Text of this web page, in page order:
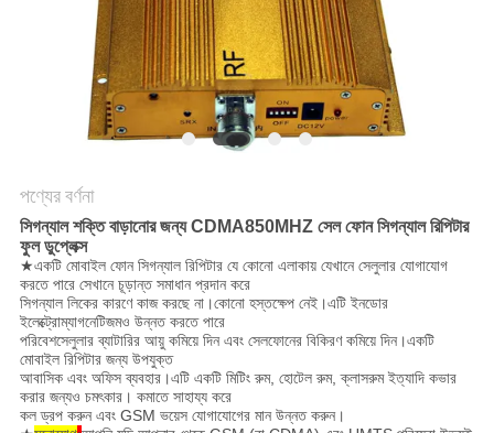
POLICY
পণ্যের বর্ণনা
সিগন্যাল শক্তি বাড়ানোর জন্য CDMA850MHZ সেল ফোন সিগন্যাল রিপিটার
ফুল ডুপ্লেক্স
★একটি মোবাইল ফোন সিগন্যাল রিপিটার যে কোনো এলাকায় যেখানে সেলুলার যোগাযোগ
করতে পারে সেখানে চূড়ান্ত সমাধান প্রদান করে
সিগন্যাল লিকের কারণে কাজ করছে না।কোনো হস্তক্ষেপ নেই।এটি ইনডোর
ইলেক্ট্রোম্যাগনেটিজমও উন্নত করতে পারে
পরিবেশসেলুলার ব্যাটারির আয়ু কমিয়ে দিন এবং সেলফোনের বিকিরণ কমিয়ে দিন।একটি
মোবাইল রিপিটার জন্য উপযুক্ত
আবাসিক এবং অফিস ব্যবহার।এটি একটি মিটিং রুম, হোটেল রুম, ক্লাসরুম ইত্যাদি কভার
করার জন্যও চমৎকার। কমাতে সাহায্য করে
কল ড্রপ করুন এবং GSM ভয়েস যোগাযোগের মান উন্নত করুন।